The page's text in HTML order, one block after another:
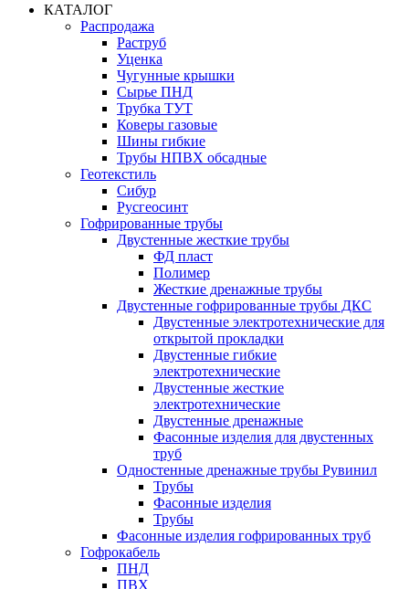
КАТАЛОГ
Распродажа
Раструб
Уценка
Чугунные крышки
Сырье ПНД
Трубка ТУТ
Коверы газовые
Шины гибкие
Трубы НПВХ обсадные
Геотекстиль
Сибур
Русгеосинт
Гофрированные трубы
Двустенные жесткие трубы
ФД пласт
Полимер
Жесткие дренажные трубы
Двустенные гофрированные трубы ДКС
Двустенные электротехнические для
открытой прокладки
Двустенные гибкие
электротехнические
Двустенные жесткие
электротехнические
Двустенные дренажные
Фасонные изделия для двустенных
труб
Одностенные дренажные трубы Рувинил
Трубы
Фасонные изделия
Трубы
Фасонные изделия гофрированных труб
Гофрокабель
ПНД
ПВХ